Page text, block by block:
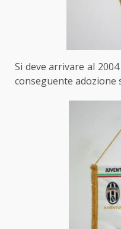
Si deve arrivare al
conseguente adozione